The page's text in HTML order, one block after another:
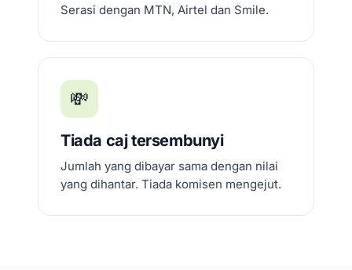
Serasi dengan MTN, Airtel dan Smile.
💸
Tiada caj tersembunyi
Jumlah yang dibayar sama dengan nilai
yang dihantar. Tiada komisen mengejut.